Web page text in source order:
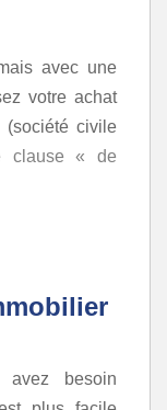
avec une
votre achat
(société civile
clause « de
besoin